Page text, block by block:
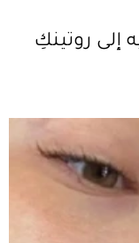
روتينكِ